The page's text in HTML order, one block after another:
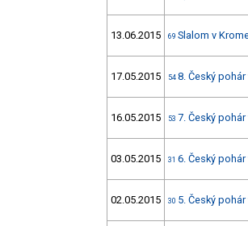
13.06.2015 69 Slalom v
17.05.2015 54 8. Český
16.05.2015 53 7. Český
03.05.2015 31 6. Český
02.05.2015 30 5. Český